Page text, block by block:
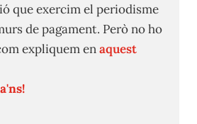
que exercim el periodisme
de pagament. Però no ho
expliquem enaquest